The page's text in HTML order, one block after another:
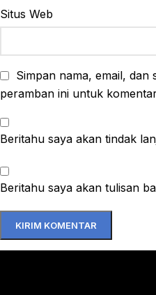
Situs Web
Simpan nama, email, dan
peramban ini untuk
Beritahu saya akan tindak
Beritahu saya akan tulisan